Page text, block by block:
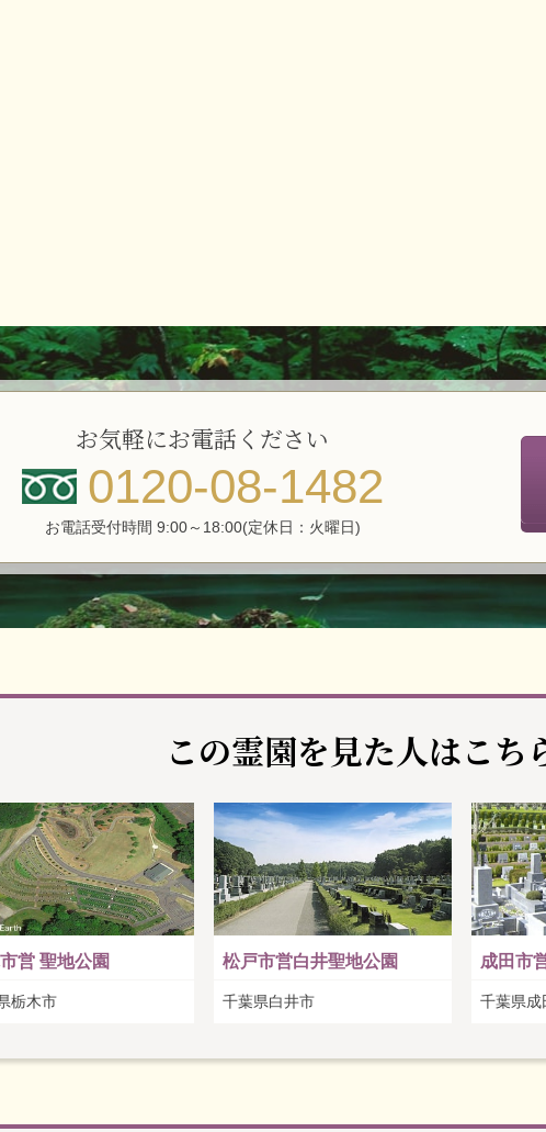
お気軽にお電話ください
0120-08-1482
お電話受付時間 9:00～18:00(定休日：火曜日)
この霊園を見た人はこち
営 聖地公園
栃木市
松戸市営白井聖地公園
千葉県白井市
成田市
千葉県成